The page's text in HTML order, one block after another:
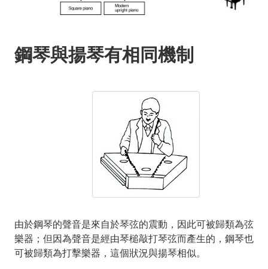
鋼琴與揚琴有相同機制
由於鋼琴的聲音是來自於琴弦的震動，因此可被歸類為弦
樂器；但因為聲音是經由琴槌敲打琴弦而產生的，鋼琴也
可被歸類為打擊樂器，這個狀況與揚琴相似。